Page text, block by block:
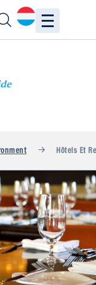
Hôtels Et